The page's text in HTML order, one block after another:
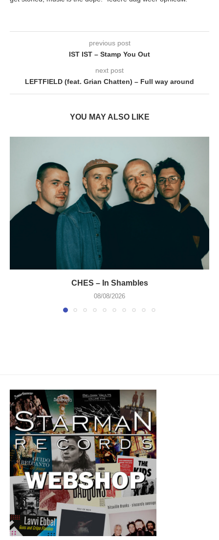
previous post
IST IST – Stamp You Out
next post
LEFTFIELD (feat. Grian Chatten) – Full way around
YOU MAY ALSO LIKE
CHES – In Shambles
08/08/2026